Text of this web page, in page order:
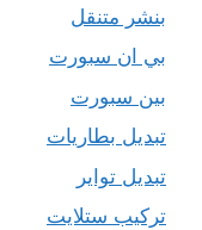
بنشر متنقل
بي ان سبورت
بين سبورت
تبديل بطاريات
تبديل تواير
تركيب ستلايت